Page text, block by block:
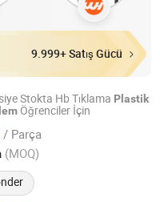
9.999+ Satış Gücü
Stokta Hb Tıklama Plastik
Öğrenciler İçin
/ Parça
(MOQ)
Co., Ltd.